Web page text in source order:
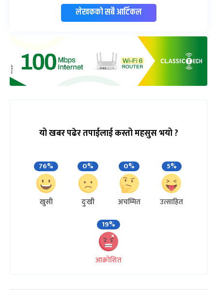
लेखकको सबै आर्टिकल
यो खबर पढेर तपाईलाई कस्तो महसुस भयो ?
76%
खुसी
0%
दुःखी
0%
अचम्मित
5%
उत्साहित
19%
आक्रोशित